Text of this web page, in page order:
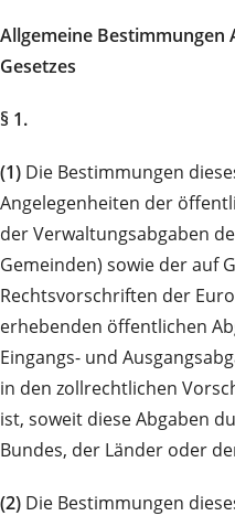
Allgemeine Bestimmungen
Gesetzes
§ 1.
(1) Die Bestimmungen
Angelegenheiten der
der Verwaltungsabgaben
Gemeinden) sowie der auf
Rechtsvorschriften der
erhebenden öffentlichen
Eingangs- und
in den zollrechtlichen
ist, soweit diese Abgaben
Bundes, der Länder oder
(2) Die Bestimmungen